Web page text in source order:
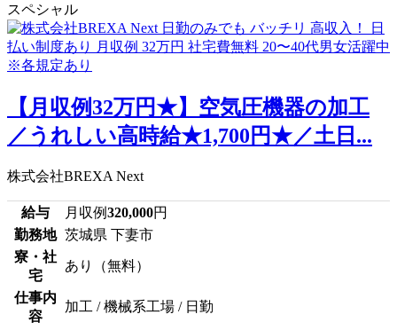
スペシャル
【月収例32万円★】空気圧機器の加工
／うれしい高時給★1,700円★／土日...
株式会社BREXA Next
給与 月収例320,000円
勤務地 茨城県 下妻市
寮・社
宅
あり（無料）
仕事内
容
加工 / 機械系工場 / 日勤